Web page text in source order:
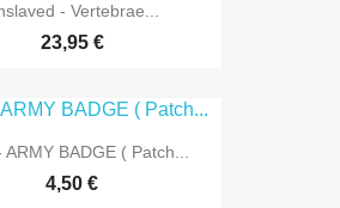
- Vertebrae...
23,95 €
ARMY BADGE ( Patch...
4,50 €